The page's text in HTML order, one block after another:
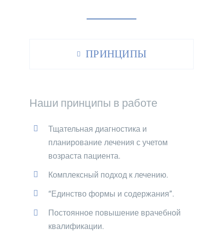
ПРИНЦИПЫ
Наши принципы в работе
Тщательная диагностика и
планирование лечения с учетом
возраста пациента.
Комплексный подход к лечению.
“Единство формы и содержания”.
Постоянное повышение врачебной
квалификации.